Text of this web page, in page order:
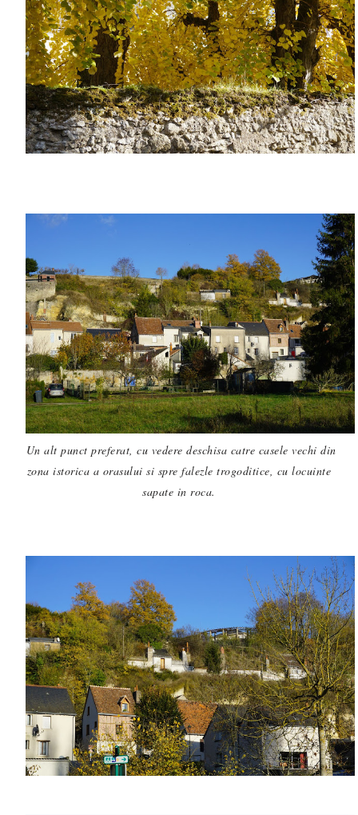
Un alt punct preferat, cu vedere deschisa catre casele vechi din
zona istorica a orasului si spre falezle trogoditice, cu locuinte
sapate in roca.